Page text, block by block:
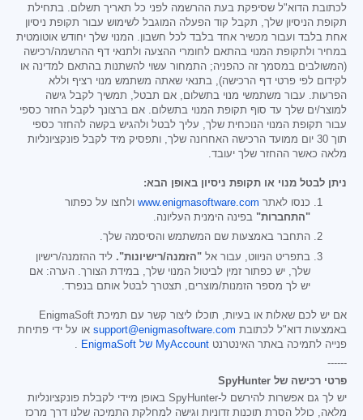
לכתובת הדוא"ל שסיפקת בעת ההרשמה לפני כל תאריך תשלום. בתחילת
תקופת הניסיון שלך, תקבל קוד הפעלה המוגבל לשימוש עבור תקופת ניסיון
אחת בלבד ועבור מכשיר אחד בלבד לכל חשבון. המנוי שלך יחודש אוטומטית
במחיר ולתקופת המנוי בהתאם לחומרי ההצעה ולתנאי דף ההרשמה/רכישה
(המשולבים במסמך זה כהפניה; התמחור עשוי להשתנות בהתאם למדינה או
לקידום לפי פרטי דף הרכישה), בתנאי שאתה משתמש מנוי רציף וללא
הפרעות. עבור משתמשי מנוי בתשלום, אם תבטל, תמשיך לקבל גישה
למוצר/ים שלך עד סוף תקופת המנוי בתשלום. אם ברצונך לקבל החזר כספי
עבור תקופת המנוי הנוכחית שלך, עליך לבטל ולהגיש בקשה להחזר כספי
תוך 30 יום ממועד הרכישה האחרונה שלך, ותפסיק מיד לקבל פונקציונליות
מלאה כאשר ההחזר שלך יעובד.
ניתן לבטל מנוי או תקופת ניסיון באופן הבא:
כנסו לאתר www.enigmasoftware.com ולחצו על כפתור
"התחברות" בפינה הימנית העליונה.
התחבר באמצעות שם המשתמש והסיסמה שלך.
בתפריט הניווט, עבור אל "הזמנה/רישיונות". ליד ההזמנה/רישיון
שלך, יש כפתור זמין לביטול המנוי שלך, במידת הצורך. הערה: אם
יש לך מספר הזמנות/מוצרים, תצטרך לבטל אותם בנפרד.
אם יש לכם שאלות או בעיות, תוכלו ליצור קשר עם תמיכת EnigmaSoft
באמצעות דוא"ל לכתובת support@enigmasoftware.com או על ידי פתיחת
פנייה לתמיכה באתר האינטרנט MyAccount של EnigmaSoft
------
פרטי רכישה של SpyHunter
יש לך גם אפשרות להירשם ל-SpyHunter באופן מיידי לקבלת פונקציונליות
מלאה, כולל הסרת תוכנות זדוניות וגישה למחלקת התמיכה שלנו דרך מרכז